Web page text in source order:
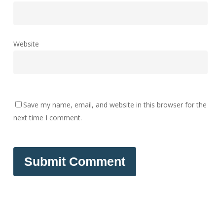
Website
Save my name, email, and website in this browser for the
next time I comment.